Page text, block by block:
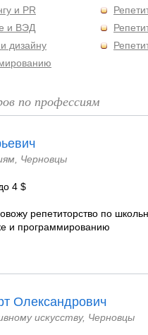
и PR
и ВЭД
дизайну
по профессиям
Черновцы
4 $
репетиторство по
и программированию
Олександрович
искусству, Черновцы